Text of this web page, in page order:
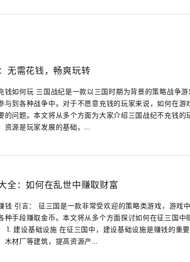
无需花钱，畅爽玩转
钱如何玩 三国战纪是一款以三国时期为背景的策略战争
与到各种战争中。对于不愿意充钱的玩家来说，如何在游
的问题。本文将从多个方面为大家介绍三国战纪不充钱的
资源是玩家发展的基础。...
全：如何在乱世中赚取财富
钱 引言： 征三国是一款非常受欢迎的策略类游戏，游戏
种手段赚取金币。本文将从多个方面探讨如何在征三国中
1. 建设基础设施 在征三国中，建设基础设施是赚钱的重
木材厂等建筑，提高资源产...